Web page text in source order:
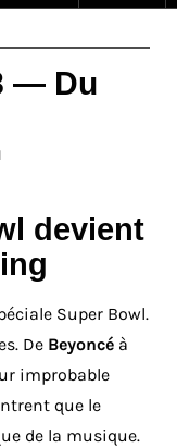
— Du
devient
Super Bowl.
De Beyoncé à
improbable
que le
de la musique.